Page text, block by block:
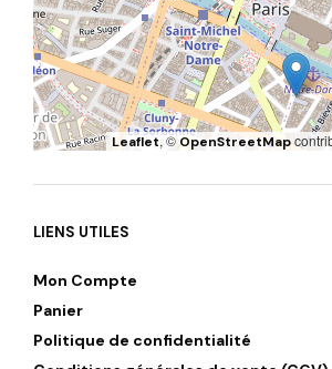
Leaflet, ©OpenStreetMap
LIENS UTILES
Mon Compte
Panier
Politique de confidentialité